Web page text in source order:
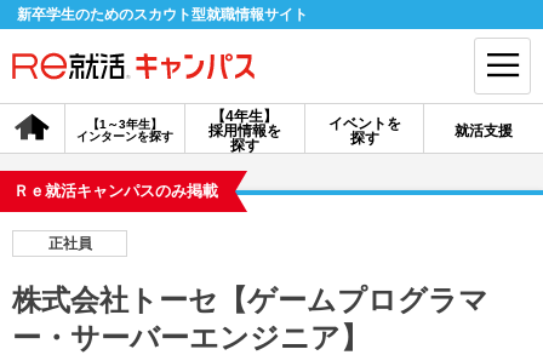
新卒学生のためのスカウト型就職情報サイト
【4年生】
採用情報を
探す
【1～3年生】
インターンを探す
イベントを
探す
就活支援
会員登録 ログイン
探す
【4年生】
【4年生】
Ｒｅ就活キャンパスのみ掲載
正社員
株式会社トーセ【ゲームプログラマ
ー・サーバーエンジニア】